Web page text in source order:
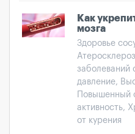
Как
мозга
Здоровье
заболеваний
давление,
Повышенный
активность,
от курения